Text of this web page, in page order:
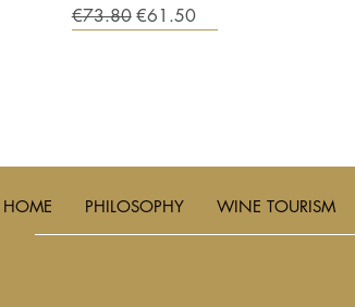
Regular Price
€73.80 Sale Price
€61.50
HOME PHILOSOPHY WINE TOURISM